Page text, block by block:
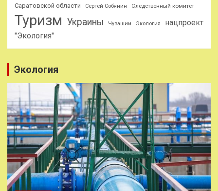
Саратовской области Сергей Собянин Следственный комитет
Туризм Украины Чувашии Экология
нацпроект
"Экология"
Экология